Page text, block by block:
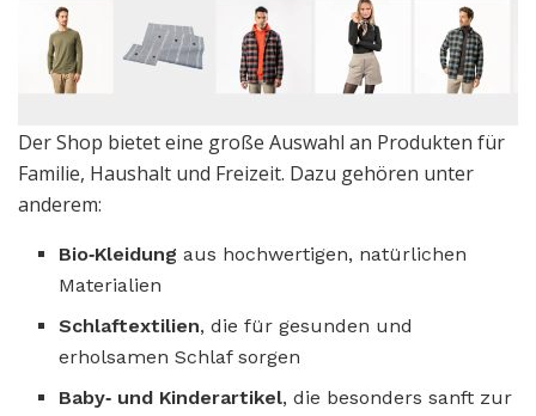
Der Shop bietet eine große Auswahl an Produkten für
Familie, Haushalt und Freizeit. Dazu gehören unter
anderem:
Bio‑Kleidung aus hochwertigen, natürlichen
Materialien
Schlaftextilien, die für gesunden und
erholsamen Schlaf sorgen
Baby‑ und Kinderartikel, die besonders sanft zur